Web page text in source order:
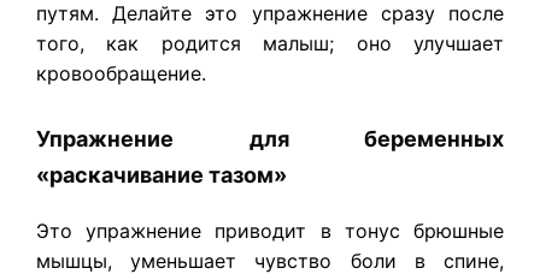
путям. Делайте это упражнение сразу после
того, как родится малыш; оно улучшает
кровообращение.
Упражнение для беременных
«раскачивание тазом»
Это упражнение приводит в тонус брюшные
мышцы, уменьшает чувство боли в спине,